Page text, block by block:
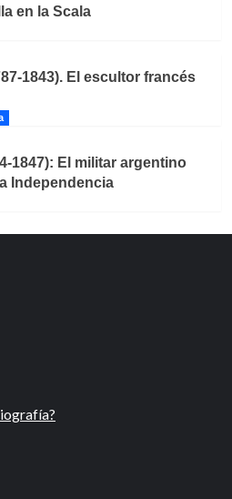
en la Scala
1843). El escultor francés
1847): El militar argentino
Independencia